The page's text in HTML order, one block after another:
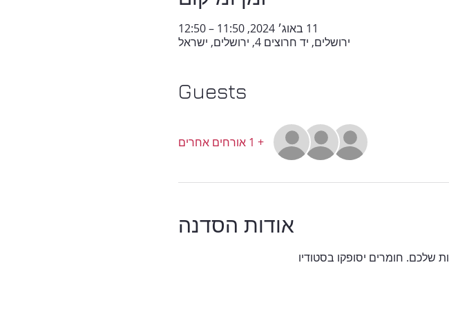
11 באוג׳ 2024, 11:50 – 12:50
ירושלים, יד חרוצים 4, ירושלים, ישראל
Guests
+ 1 אורחים אחרים
אודות הסדנה
שלכם. חומרים יסופקו בסטודיו